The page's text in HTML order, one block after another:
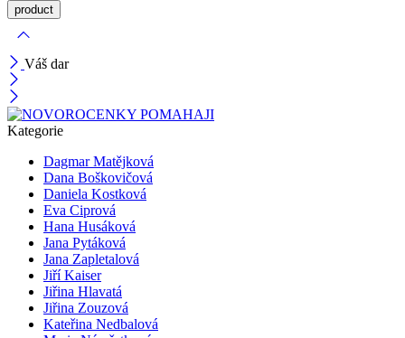
Váš dar
Kategorie
Dagmar Matějková
Dana Boškovičová
Daniela Kostková
Eva Ciprová
Hana Husáková
Jana Pytáková
Jana Zapletalová
Jiří Kaiser
Jiřina Hlavatá
Jiřina Zouzová
Kateřina Nedbalová